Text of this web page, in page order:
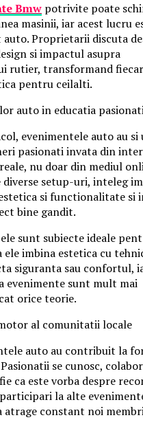
Bmw potrivite poate
masinii, iar acest lucru
auto. Proprietarii discuta
si impactul asupra
rutier, transformand
pentru ceilalti.
auto in educatia
evenimentele auto au
pasionati invata din
nu doar din mediul
setup-uri, inteleg
si functionalitate si
bine gandit.
sunt subiecte ideale
imbina estetica cu
siguranta sau confortul,
evenimente sunt mult mai
orice teorie.
al comunitatii locale
auto au contribuit la
se cunosc,
ca este vorba despre
la alte
constant noi